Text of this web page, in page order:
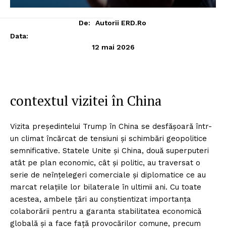
De:
Autorii ERD.ro
Data:
12 mai 2026
contextul vizitei în China
Vizita președintelui Trump în China se desfășoară într-
un climat încărcat de tensiuni și schimbări geopolitice
semnificative. Statele Unite și China, două superputeri
atât pe plan economic, cât și politic, au traversat o
serie de neînțelegeri comerciale și diplomatice ce au
marcat relațiile lor bilaterale în ultimii ani. Cu toate
acestea, ambele țări au conștientizat importanța
colaborării pentru a garanta stabilitatea economică
globală și a face față provocărilor comune, precum